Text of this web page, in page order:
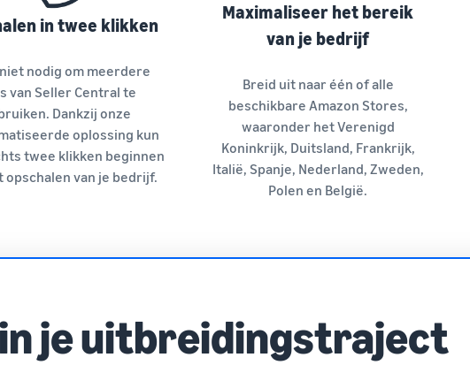
in twee klikken
nodig om meerdere
van Seller Central te
Dankzij onze
oplossing kun
twee klikken beginnen
opschalen van je bedrijf.
Maximaliseer het bereik
van je bedrijf
Breid uit naar één of alle
beschikbare Amazon Stores,
waaronder het Verenigd
Koninkrijk, Duitsland, Frankrijk,
Italië, Spanje, Nederland, Zweden,
Polen en België.
je uitbreidingstraject